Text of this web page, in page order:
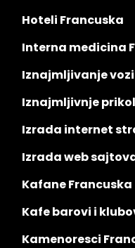
Hoteli Francuska
Interna medicina
Iznajmljivanje
Iznajmljivnje
Izrada internet
Izrada web
Kafane Francuska
Kafe barovi i
Kamenoresci